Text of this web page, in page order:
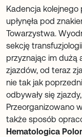
Kadencja kolejnego
upłynęła pod
Towarzystwa.
sekcję
przyznając im dużą
zjazdów, od teraz
nie tak jak
odbywały się
Przeorganizowano
także sposób
Hematologica